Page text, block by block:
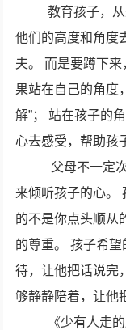
教育孩子，
他们的高度和角度
夫。 而是要蹲下
果站在自己的角度
解”； 站在孩子的
心去感受，帮助孩
父母不一定
来倾听孩子的心。
的不是你点头顺从
的尊重。 孩子希
待，让他把话说完
够静静陪着，让他
《少有人走